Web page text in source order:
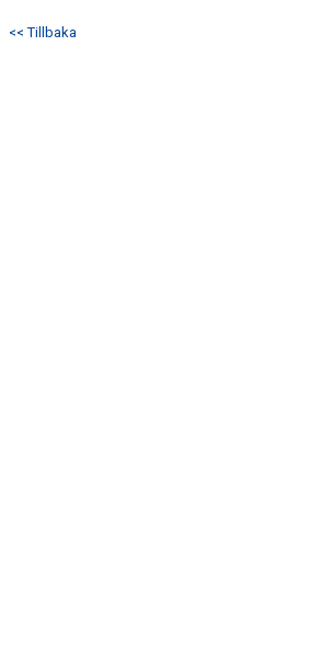
TRUPPEN
<< Tillbaka